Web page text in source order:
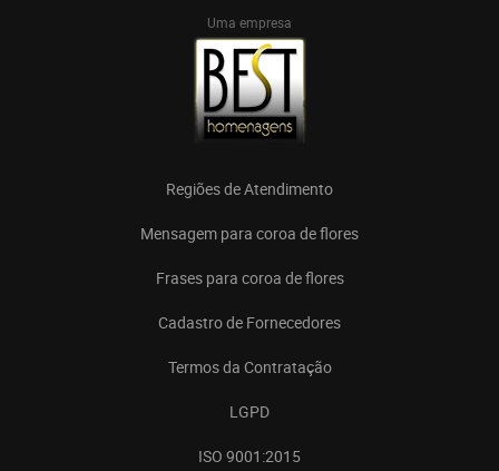
Uma empresa
Regiões de Atendimento
Mensagem para coroa de flores
Frases para coroa de flores
Cadastro de Fornecedores
Termos da Contratação
LGPD
ISO 9001:2015